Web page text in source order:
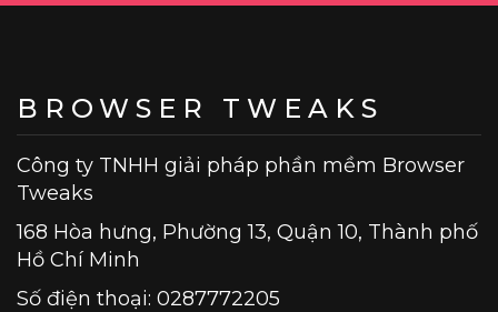
BROWSER TWEAKS
Công ty TNHH giải pháp phần mềm Browser
Tweaks
168 Hòa hưng, Phường 13, Quận 10, Thành phố
Hồ Chí Minh
Số điện thoại: 0287772205